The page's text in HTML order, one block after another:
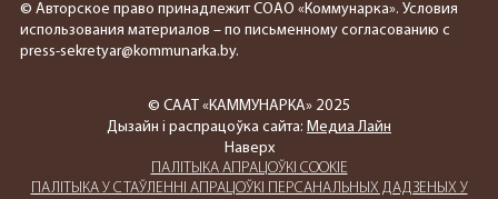
ПАЛIТЫКА АПРАЦОЎКІ COOKIE
ПАЛIТЫКА У СТАЎЛЕННІ АПРАЦОЎКІ ПЕРСАНАЛЬНЫХ ДАДЗЕНЫХ У
© Авторское право принадлежит СОАО «Коммунарка». Условия
использования материалов – по письменному согласованию с
press-sekretyar@kommunarka.by.
© СААТ «КАММУНАРКА» 2025
Дызайн і распрацоўка сайта: Медиа Лайн
Наверх